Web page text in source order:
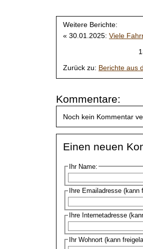
Weitere Berichte:
« 30.01.2025: Viele
Zurück zu: Berichte aus
Kommentare:
Noch kein Kommentar
Einen neuen
Ihr Name:
Ihre Emailadresse
Ihre Internetadresse
Ihr Wohnort (kann